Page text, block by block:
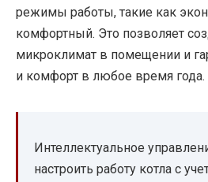
режимы работы, такие как
комфортный. Это позволяет
микроклимат в помещении и
и комфорт в любое время года.
Интеллектуальное
настроить работу котла с